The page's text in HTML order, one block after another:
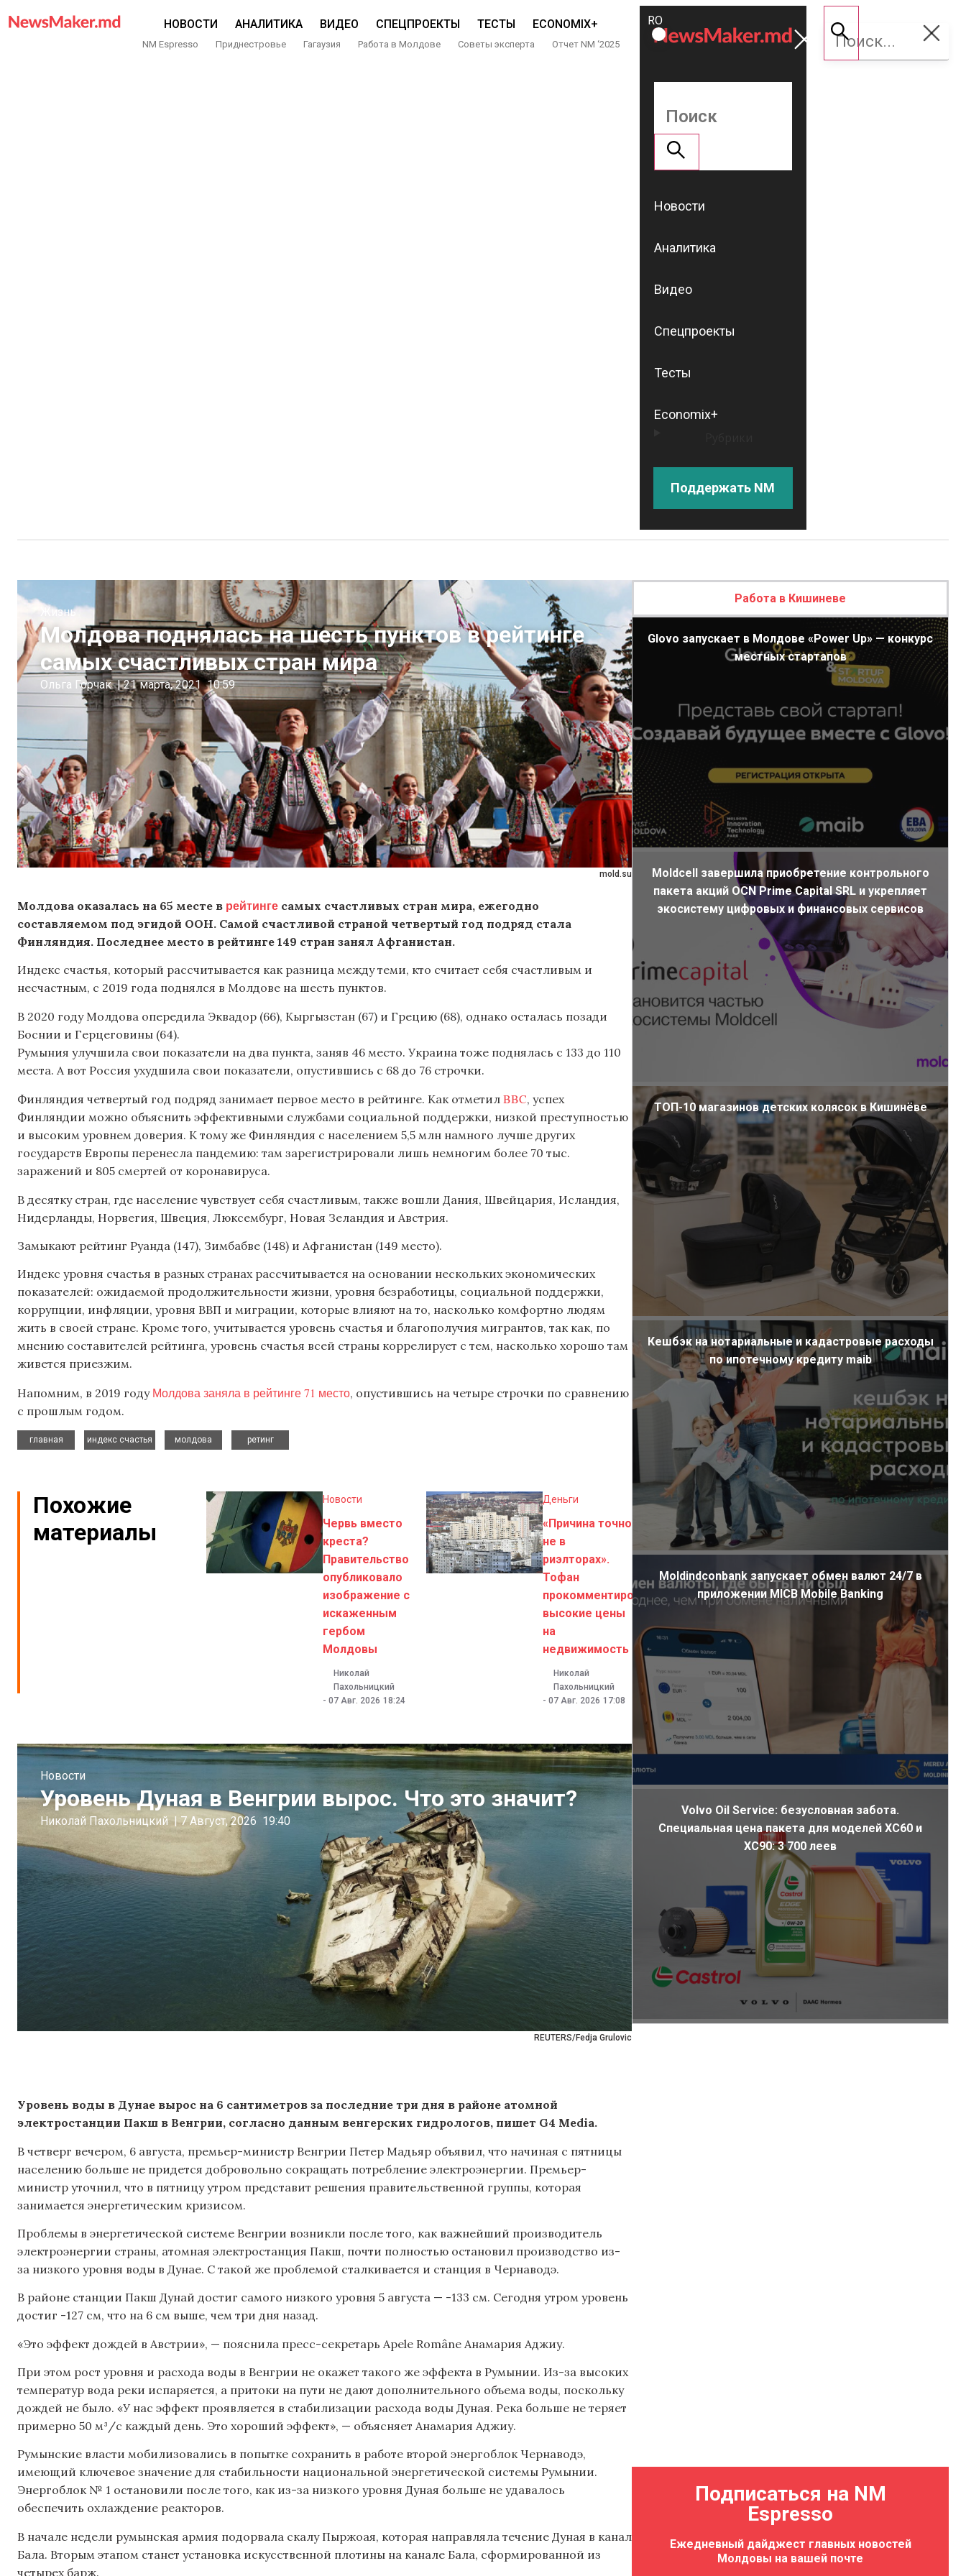
НОВОСТИ АНАЛИТИКА ВИДЕО СПЕЦПРОЕКТЫ ТЕСТЫ ECONOMIX+
NM Espresso Приднестровье Гагаузия Работа в Молдове Советы эксперта Отчет NM ‘2025
ROMÂNĂ
RU
Поддержать
NM
Новости
Аналитика
Видео
Спецпроекты
Тесты
Economix+
Поддержать NM
mold.su
Жизнь
Молдова поднялась на шесть пунктов в рейтинге
самых счастливых стран мира
Ольга Горчак | 21 марта, 2021 10:59
Молдова оказалась на 65 месте в рейтинге самых счастливых стран мира, ежегодно
составляемом под эгидой ООН. Самой счастливой страной четвертый год подряд стала
Финляндия. Последнее место в рейтинге 149 стран занял Афганистан.
Индекс счастья, который рассчитывается как разница между теми, кто считает себя счастливым и
несчастным, с 2019 года поднялся в Молдове на шесть пунктов.
В 2020 году Молдова опередила Эквадор (66), Кыргызстан (67) и Грецию (68), однако осталась позади
Боснии и Герцеговины (64).
Румыния улучшила свои показатели на два пункта, заняв 46 место. Украина тоже поднялась с 133 до 110
места. А вот Россия ухудшила свои показатели, опустившись с 68 до 76 строчки.
Финляндия четвертый год подряд занимает первое место в рейтинге. Как отметил BBC, успех
Финляндии можно объяснить эффективными службами социальной поддержки, низкой преступностью
и высоким уровнем доверия. К тому же Финляндия с населением 5,5 млн намного лучше других
государств Европы перенесла пандемию: там зарегистрировали лишь немногим более 70 тыс.
заражений и 805 смертей от коронавируса.
В десятку стран, где население чувствует себя счастливым, также вошли Дания, Швейцария, Исландия,
Нидерланды, Норвегия, Швеция, Люксембург, Новая Зеландия и Австрия.
Замыкают рейтинг Руанда (147), Зимбабве (148) и Афганистан (149 место).
Индекс уровня счастья в разных странах рассчитывается на основании нескольких экономических
показателей: ожидаемой продолжительности жизни, уровня безработицы, социальной поддержки,
коррупции, инфляции, уровня ВВП и миграции, которые влияют на то, насколько комфортно людям
жить в своей стране. Кроме того, учитывается уровень счастья и благополучия мигрантов, так как, по
мнению составителей рейтинга, уровень счастья всей страны коррелирует с тем, насколько хорошо там
живется приезжим.
Напомним, в 2019 году Молдова заняла в рейтинге 71 место, опустившись на четыре строчки по сравнению
с прошлым годом.
главная
индекс счастья
молдова
ретинг
Похожие
материалы
Новости
Червь вместо
креста?
Правительство
опубликовало
изображение с
искаженным
гербом
Молдовы
Николай
Пахольницкий
- 07 Авг. 2026 18:24
Деньги
«Причина точно
не в
риэлторах».
Тофан
прокомментировал
высокие цены
на
недвижимость
Николай
Пахольницкий
- 07 Авг. 2026 17:08
REUTERS/Fedja Grulovic
Новости
Уровень Дуная в Венгрии вырос. Что это значит?
Николай Пахольницкий | 7 Август, 2026 19:40
Уровень воды в Дунае вырос на 6 сантиметров за последние три дня в районе атомной
электростанции Пакш в Венгрии, согласно данным венгерских гидрологов, пишет G4 Media.
В четверг вечером, 6 августа, премьер-министр Венгрии Петер Мадьяр объявил, что начиная с пятницы
населению больше не придется добровольно сокращать потребление электроэнергии. Премьер-
министр уточнил, что в пятницу утром представит решения правительственной группы, которая
занимается энергетическим кризисом.
Проблемы в энергетической системе Венгрии возникли после того, как важнейший производитель
электроэнергии страны, атомная электростанция Пакш, почти полностью остановил производство из-
за низкого уровня воды в Дунае. С такой же проблемой сталкивается и станция в Чернаводэ.
В районе станции Пакш Дунай достиг самого низкого уровня 5 августа — -133 см. Сегодня утром уровень
достиг -127 см, что на 6 см выше, чем три дня назад.
«Это эффект дождей в Австрии», — пояснила пресс-секретарь Apele Române Анамария Аджиу.
При этом рост уровня и расхода воды в Венгрии не окажет такого же эффекта в Румынии. Из-за высоких
температур вода реки испаряется, а притоки на пути не дают дополнительного объема воды, поскольку
дождей не было. «У нас эффект проявляется в стабилизации расхода воды Дуная. Река больше не теряет
примерно 50 м³/с каждый день. Это хороший эффект», — объясняет Анамария Аджиу.
Румынские власти мобилизовались в попытке сохранить в работе второй энергоблок Чернаводэ,
имеющий ключевое значение для стабильности национальной энергетической системы Румынии.
Энергоблок № 1 остановили после того, как из-за низкого уровня Дуная больше не удавалось
обеспечить охлаждение реакторов.
В начале недели румынская армия подорвала скалу Пыржоая, которая направляла течение Дуная в канал
Бала. Вторым этапом станет установка искусственной плотины на канале Бала, сформированной из
четырех барж.
Работа в Кишиневе
Glovo запускает в Молдове «Power Up» — конкурс
местных стартапов
Moldcell завершила приобретение контрольного
пакета акций OCN Prime Capital SRL и укрепляет
экосистему цифровых и финансовых сервисов
ТОП-10 магазинов детских колясок в Кишинёве
Кешбэк на нотариальные и кадастровые расходы
по ипотечному кредиту maib
Moldindconbank запускает обмен валют 24/7 в
приложении MICB Mobile Banking
Volvo Oil Service: безусловная забота.
Специальная цена пакета для моделей XC60 и
XC90: 3 700 леев
Подписаться на NM
Espresso
Ежедневный дайджест главных новостей
Молдовы на вашей почте